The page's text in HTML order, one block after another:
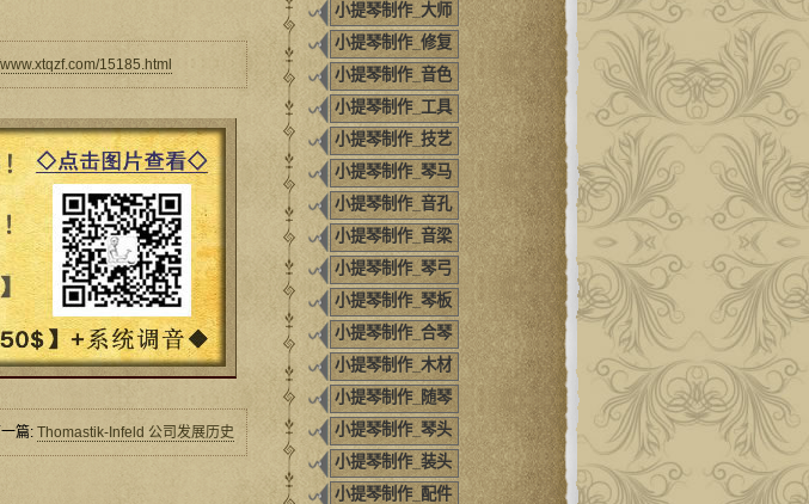
15185.html
一篇: Thomastik-Infeld 公司发展历史
小提琴制作_大师
小提琴制作_修复
小提琴制作_音色
小提琴制作_工具
小提琴制作_技艺
小提琴制作_琴马
小提琴制作_音孔
小提琴制作_音梁
小提琴制作_琴弓
小提琴制作_琴板
小提琴制作_合琴
小提琴制作_木材
小提琴制作_随琴
小提琴制作_琴头
小提琴制作_装头
小提琴制作_配件